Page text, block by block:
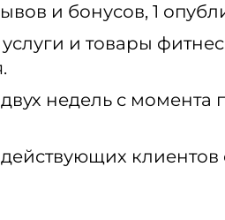
и бонусов, 1
и товары
недель с